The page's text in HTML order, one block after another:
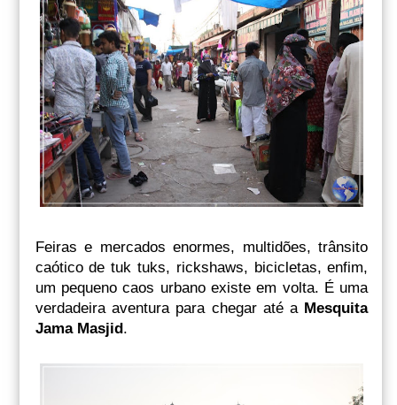
Feiras e mercados enormes, multidões, trânsito
caótico de tuk tuks, rickshaws, bicicletas, enfim,
um pequeno caos urbano existe em volta. É uma
verdadeira aventura para chegar até a Mesquita
Jama Masjid.